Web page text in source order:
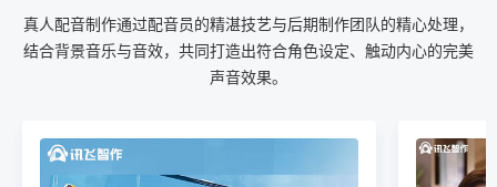
真人配音制作通过配音员的精湛技艺与后期制作团队的精心处理，
结合背景音乐与音效，共同打造出符合角色设定、触动内心的完美
声音效果。